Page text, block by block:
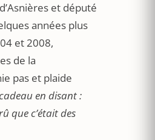
et député
années plus
et 2008,
de la
pas et plaide
en disant :
que c’était des